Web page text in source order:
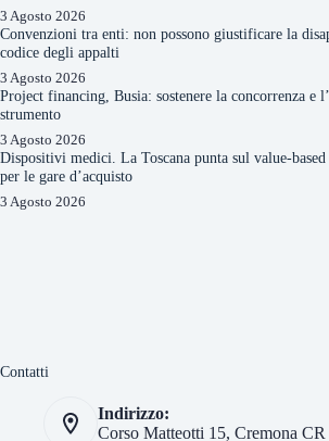
3 Agosto 2026
Convenzioni tra enti: non possono giustificare la
codice degli appalti
3 Agosto 2026
Project financing, Busia: sostenere la concorrenza e
strumento
3 Agosto 2026
Dispositivi medici. La Toscana punta sul value-
per le gare d’acquisto
3 Agosto 2026
Contatti
Indirizzo:
Corso Matteotti 15, Cremona CR